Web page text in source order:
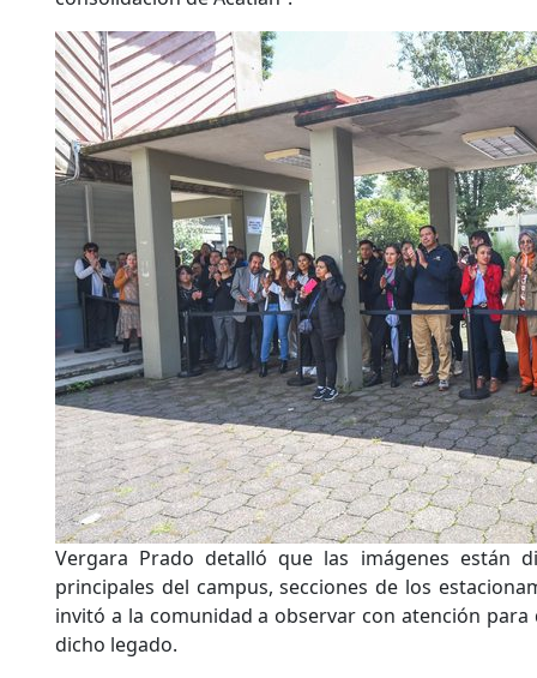
Vergara Prado detalló que las imágenes están
principales del campus, secciones de los
invitó a la comunidad a observar con atención
dicho legado.